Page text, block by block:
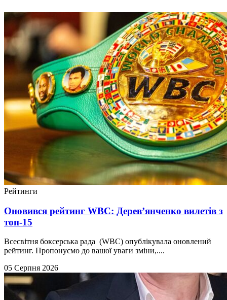
Рейтинги
Оновився рейтинг WBC: Дерев’янченко вилетів з
топ-15
Всесвітня боксерська рада (WBC) опублікувала оновлений
рейтинг. Пропонуємо до вашої уваги зміни,....
05 Серпня 2026